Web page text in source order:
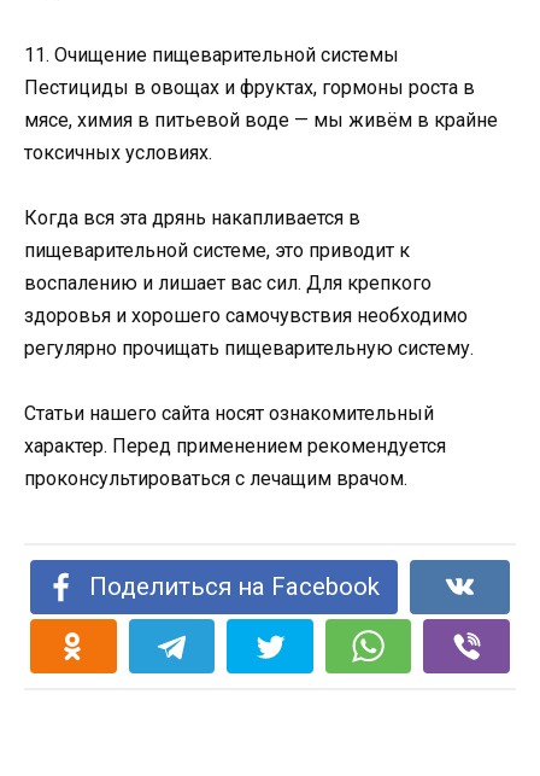
11. Очищение пищеварительной системы
Пестициды в овощах и фруктах, гормоны роста в
мясе, химия в питьевой воде — мы живём в крайне
токсичных условиях.
Когда вся эта дрянь накапливается в
пищеварительной системе, это приводит к
воспалению и лишает вас сил. Для крепкого
здоровья и хорошего самочувствия необходимо
регулярно прочищать пищеварительную систему.
Статьи нашего сайта носят ознакомительный
характер. Перед применением рекомендуется
проконсультироваться с лечащим врачом.
Поделиться на Facebook